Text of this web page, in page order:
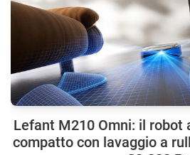
Lefant M210 Omni: il robot
compatto con lavaggio a